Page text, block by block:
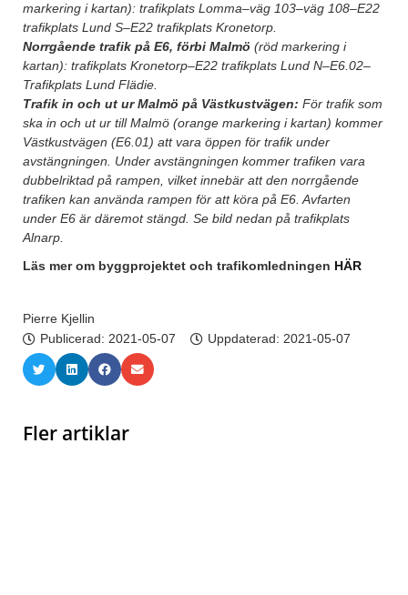
markering i kartan): trafikplats Lomma–väg 103–väg 108–E22
trafikplats Lund S–E22 trafikplats Kronetorp.
Norrgående trafik på E6, förbi Malmö (röd markering i
kartan): trafikplats Kronetorp–E22 trafikplats Lund N–E6.02–
Trafikplats Lund Flädie.
Trafik in och ut ur Malmö på Västkustvägen: För trafik som
ska in och ut ur till Malmö (orange markering i kartan) kommer
Västkustvägen (E6.01) att vara öppen för trafik under
avstängningen. Under avstängningen kommer trafiken vara
dubbelriktad på rampen, vilket innebär att den norrgående
trafiken kan använda rampen för att köra på E6. Avfarten
under E6 är däremot stängd. Se bild nedan på trafikplats
Alnarp.
Läs mer om byggprojektet och trafikomledningen HÄR
Pierre Kjellin
Publicerad: 2021-05-07 Uppdaterad: 2021-05-07
Fler artiklar